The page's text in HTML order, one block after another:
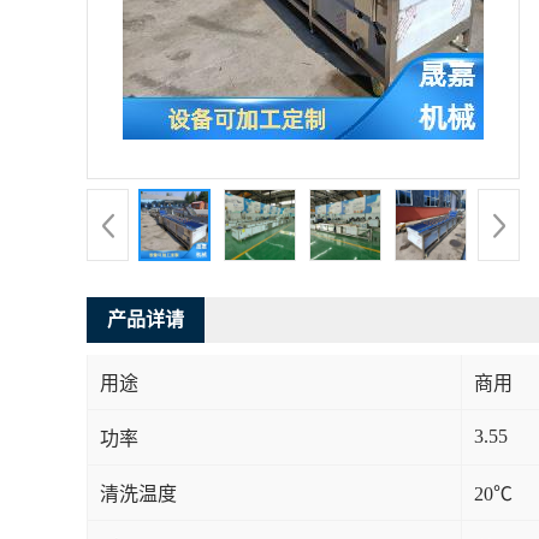
产品详请
用途 商用
功率 3.55
清洗温度 20℃